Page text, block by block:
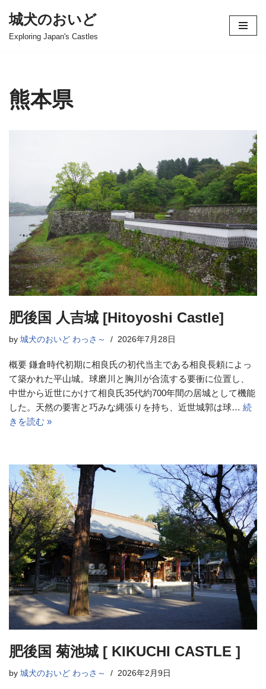
コ
ツ
へ
城犬のおいど
Exploring Japan's Castles
熊本県
肥後国 人吉城 [Hitoyoshi Castle]
by 城犬のおいど わっさ～ 2026年7月28日
概要 鎌倉時代初期に相良氏の初代当主である相良長頼によっ
て築かれた平山城。球磨川と胸川が合流する要衝に位置し、
中世から近世にかけて相良氏35代約700年間の居城として機能
した。天然の要害と巧みな縄張りを持ち、近世城郭は球… 続
きを読む »
肥後国 菊池城 [ KIKUCHI CASTLE ]
by 城犬のおいど わっさ～ 2026年2月9日